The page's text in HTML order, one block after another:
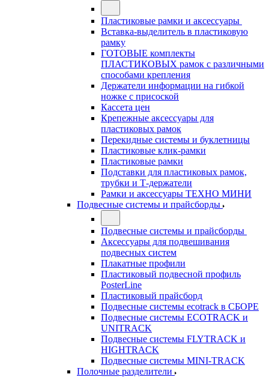
Пластиковые рамки и аксессуары
Вставка-выделитель в пластиковую
рамку
ГОТОВЫЕ комплекты
ПЛАСТИКОВЫХ рамок с различными
способами крепления
Держатели информации на гибкой
ножке с присоской
Кассета цен
Крепежные аксессуары для
пластиковых рамок
Перекидные системы и буклетницы
Пластиковые клик-рамки
Пластиковые рамки
Подставки для пластиковых рамок,
трубки и Т-держатели
Рамки и аксессуары ТЕХНО МИНИ
Подвесные системы и прайсборды
Подвесные системы и прайсборды
Аксессуары для подвешивания
подвесных систем
Плакатные профили
Пластиковый подвесной профиль
PosterLine
Пластиковый прайсборд
Подвесные системы ecotrack в СБОРЕ
Подвесные системы ECOTRACK и
UNITRACK
Подвесные системы FLYTRACK и
HIGHTRACK
Подвесные системы MINI-TRACK
Полочные разделители